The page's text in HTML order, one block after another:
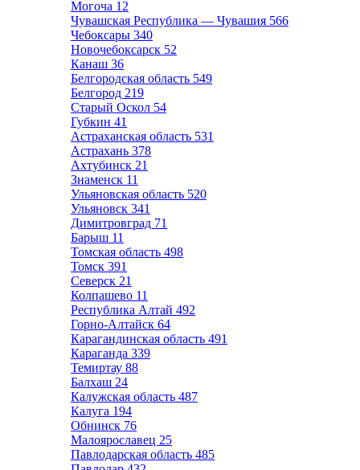
Могоча 12
Чувашская Республика — Чувашия 566
Чебоксары 340
Новочебоксарск 52
Канаш 36
Белгородская область 549
Белгород 219
Старый Оскол 54
Губкин 41
Астраханская область 531
Астрахань 378
Ахтубинск 21
Знаменск 11
Ульяновская область 520
Ульяновск 341
Димитровград 71
Барыш 11
Томская область 498
Томск 391
Северск 21
Колпашево 11
Республика Алтай 492
Горно-Алтайск 64
Карагандинская область 491
Караганда 339
Темиртау 88
Балхаш 24
Калужская область 487
Калуга 194
Обнинск 76
Малоярославец 25
Павлодарская область 485